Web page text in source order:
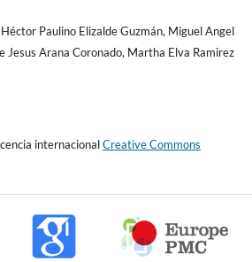
Paulino Elizalde Guzmán, Miguel Angel
Jesus Arana Coronado, Martha Elva Ramirez
internacionalCreative Commons